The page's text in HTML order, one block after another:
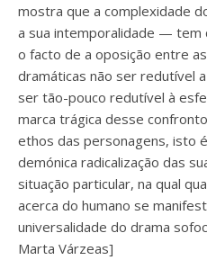
mostra que a complexidade
a sua intemporalidade — tem
o facto de a oposição entre
dramáticas não ser redutível
ser tão-pouco redutível à
marca trágica desse
ethos das personagens, isto
demónica radicalização das
situação particular, na qual
acerca do humano se
universalidade do drama
Marta Várzeas]